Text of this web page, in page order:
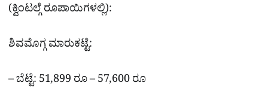
(ಕ್ವಿಂಟಲ್ಗೆ ರೂಪಾಯಿಗಳಲ್ಲಿ):
ಶಿವಮೊಗ್ಗ ಮಾರುಕಟ್ಟೆ:
– ಬೆಟ್ಟೆ: 51,899 ರೂ – 57,600 ರೂ